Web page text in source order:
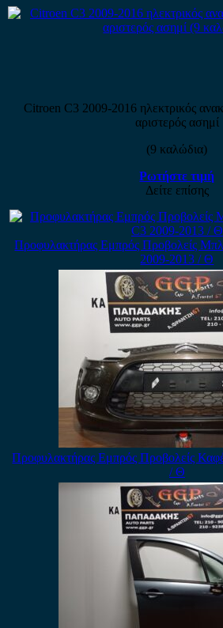
Citroen C3 2009-2016 ηλεκτρικός
αριστερός ασημί
(9 καλώδια)
Ρωτήστε τιμή
Δείτε επίσης
Προφυλακτήρας Εμπρός Προβολείς
2009-2013 / Θ
Προφυλακτήρας Εμπρός Προβολείς
/ Θ